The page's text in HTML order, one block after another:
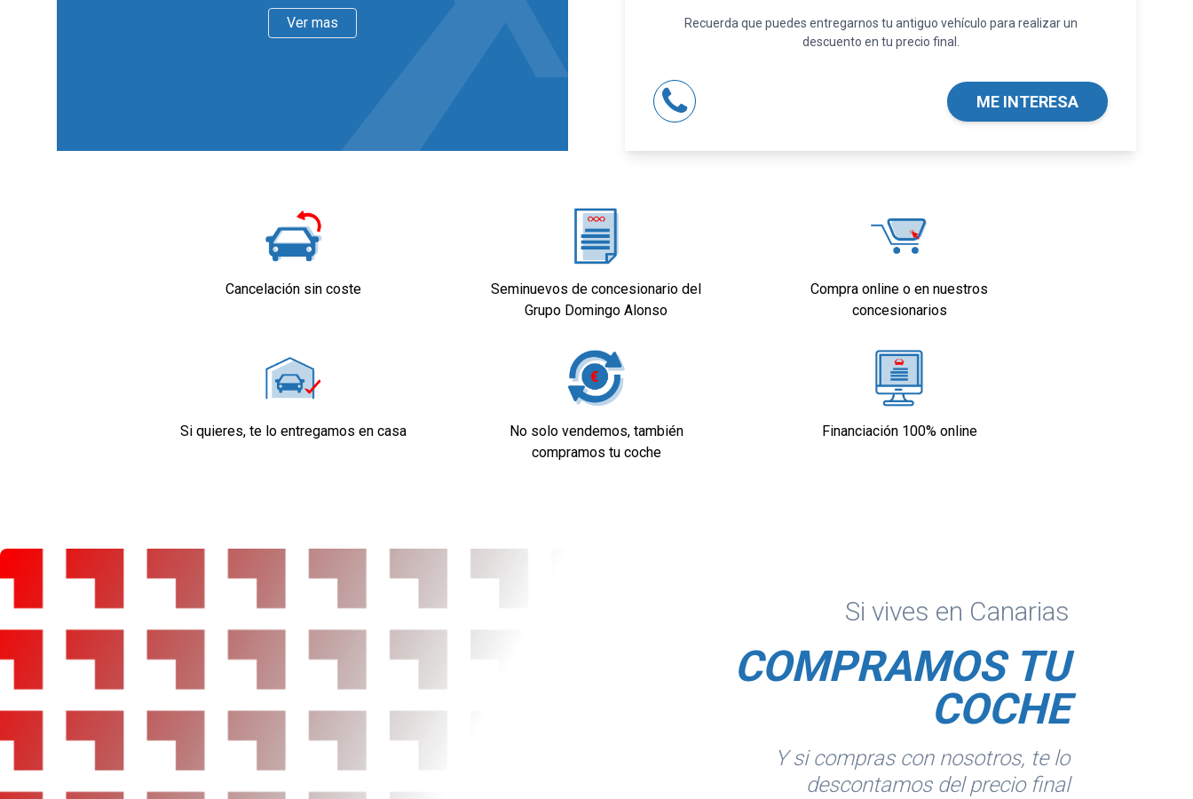
diámetro y 5,5 pulgadas de ancho 38,1 y 14,0
Faros con lente de superficie compleja, bombilla LED y luz larga con
delantera con respaldo abatible asimétrico
Volante de aluminio y cuero
Cierre centralizado con mando a distancia
Retrovisor interior/cámara con oscurecimiento progresivo
Elevalunas eléctricos delanteros y traseros
Aire acondicionado
Airbag frontal del conductor y acompañante
Airbags laterales delanteros
Reposacabezas en asientos delanteros, tres reposacabezas en
Rueda de repuesto
Indicador de baja presión de los neumáticos
dirigirse a concesionario.
Ver mas
Recuerda que puedes entregarnos tu antiguo vehículo para realizar un
descuento en tu precio final.
ME INTERESA
Cancelación sin coste
Seminuevos de concesionario del
Grupo Domingo Alonso
Compra online o en nuestros
concesionarios
Si quieres, te lo entregamos en casa
No solo vendemos, también
compramos tu coche
Financiación 100% online
Si vives en Canarias
COMPRAMOS TU
COCHE
Y si compras con nosotros, te lo
descontamos del precio final